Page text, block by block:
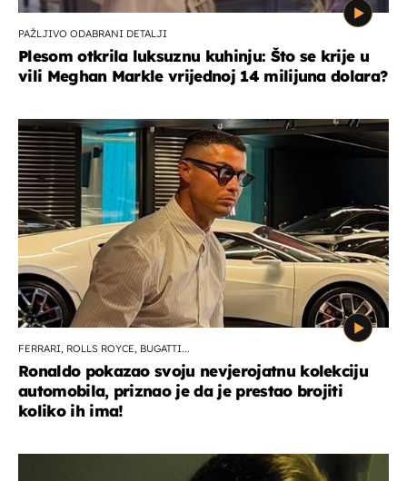
PAŽLJIVO ODABRANI DETALJI
Plesom otkrila luksuznu kuhinju: Što se krije u
vili Meghan Markle vrijednoj 14 milijuna dolara?
FERRARI, ROLLS ROYCE, BUGATTI...
Ronaldo pokazao svoju nevjerojatnu kolekciju
automobila, priznao je da je prestao brojiti
koliko ih ima!